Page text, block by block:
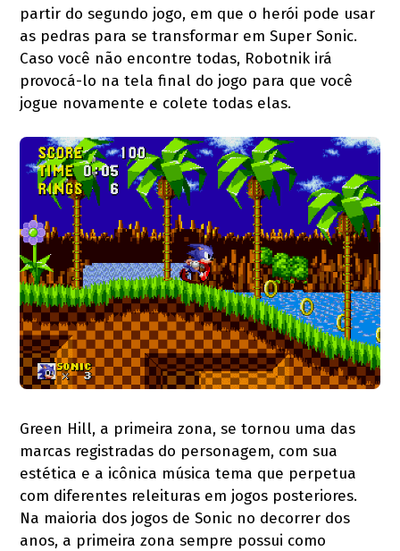
partir do segundo jogo, em que o herói pode usar
as pedras para se transformar em Super Sonic.
Caso você não encontre todas, Robotnik irá
provocá-lo na tela final do jogo para que você
jogue novamente e colete todas elas.
Green Hill, a primeira zona, se tornou uma das
marcas registradas do personagem, com sua
estética e a icônica música tema que perpetua
com diferentes releituras em jogos posteriores.
Na maioria dos jogos de Sonic no decorrer dos
anos, a primeira zona sempre possui como